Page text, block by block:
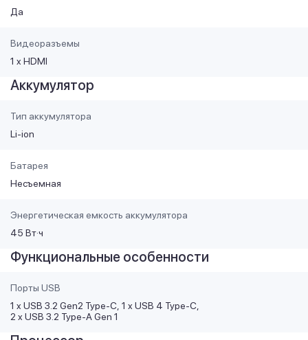
Да
Видеоразъемы
1 x HDMI
Аккумулятор
Тип аккумулятора
Li-ion
Батарея
Несъемная
Энергетическая емкость аккумулятора
45 Вт·ч
Функциональные особенности
Порты USB
1 x USB 3.2 Gen2 Type-C 1 x USB 4 Type-C
2 x USB 3.2 Type-A Gen 1